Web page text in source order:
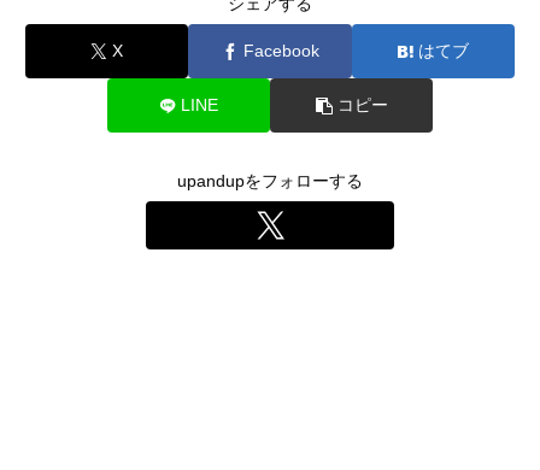
X Facebook はてブ
LINE コピー
upandupをフォローする